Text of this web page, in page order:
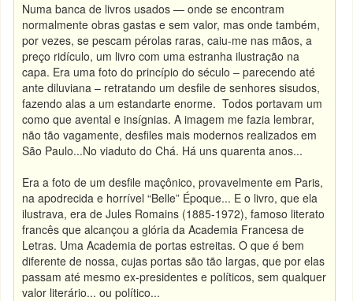
Numa banca de livros usados — onde se encontram
normalmente obras gastas e sem valor, mas onde também,
por vezes, se pescam pérolas raras, caiu-me nas mãos, a
preço ridículo, um livro com uma estranha ilustração na
capa. Era uma foto do princípio do século – parecendo até
ante diluviana – retratando um desfile de senhores sisudos,
fazendo alas a um estandarte enorme. Todos portavam um
como que avental e insígnias. A imagem me fazia lembrar,
não tão vagamente, desfiles mais modernos realizados em
São Paulo...No viaduto do Chá. Há uns quarenta anos...
Era a foto de um desfile maçônico, provavelmente em Paris,
na apodrecida e horrível “Belle” Époque... E o livro, que ela
ilustrava, era de Jules Romains (1885-1972), famoso literato
francês que alcançou a glória da Academia Francesa de
Letras. Uma Academia de portas estreitas. O que é bem
diferente de nossa, cujas portas são tão largas, que por elas
passam até mesmo ex-presidentes e políticos, sem qualquer
valor literário... ou político...